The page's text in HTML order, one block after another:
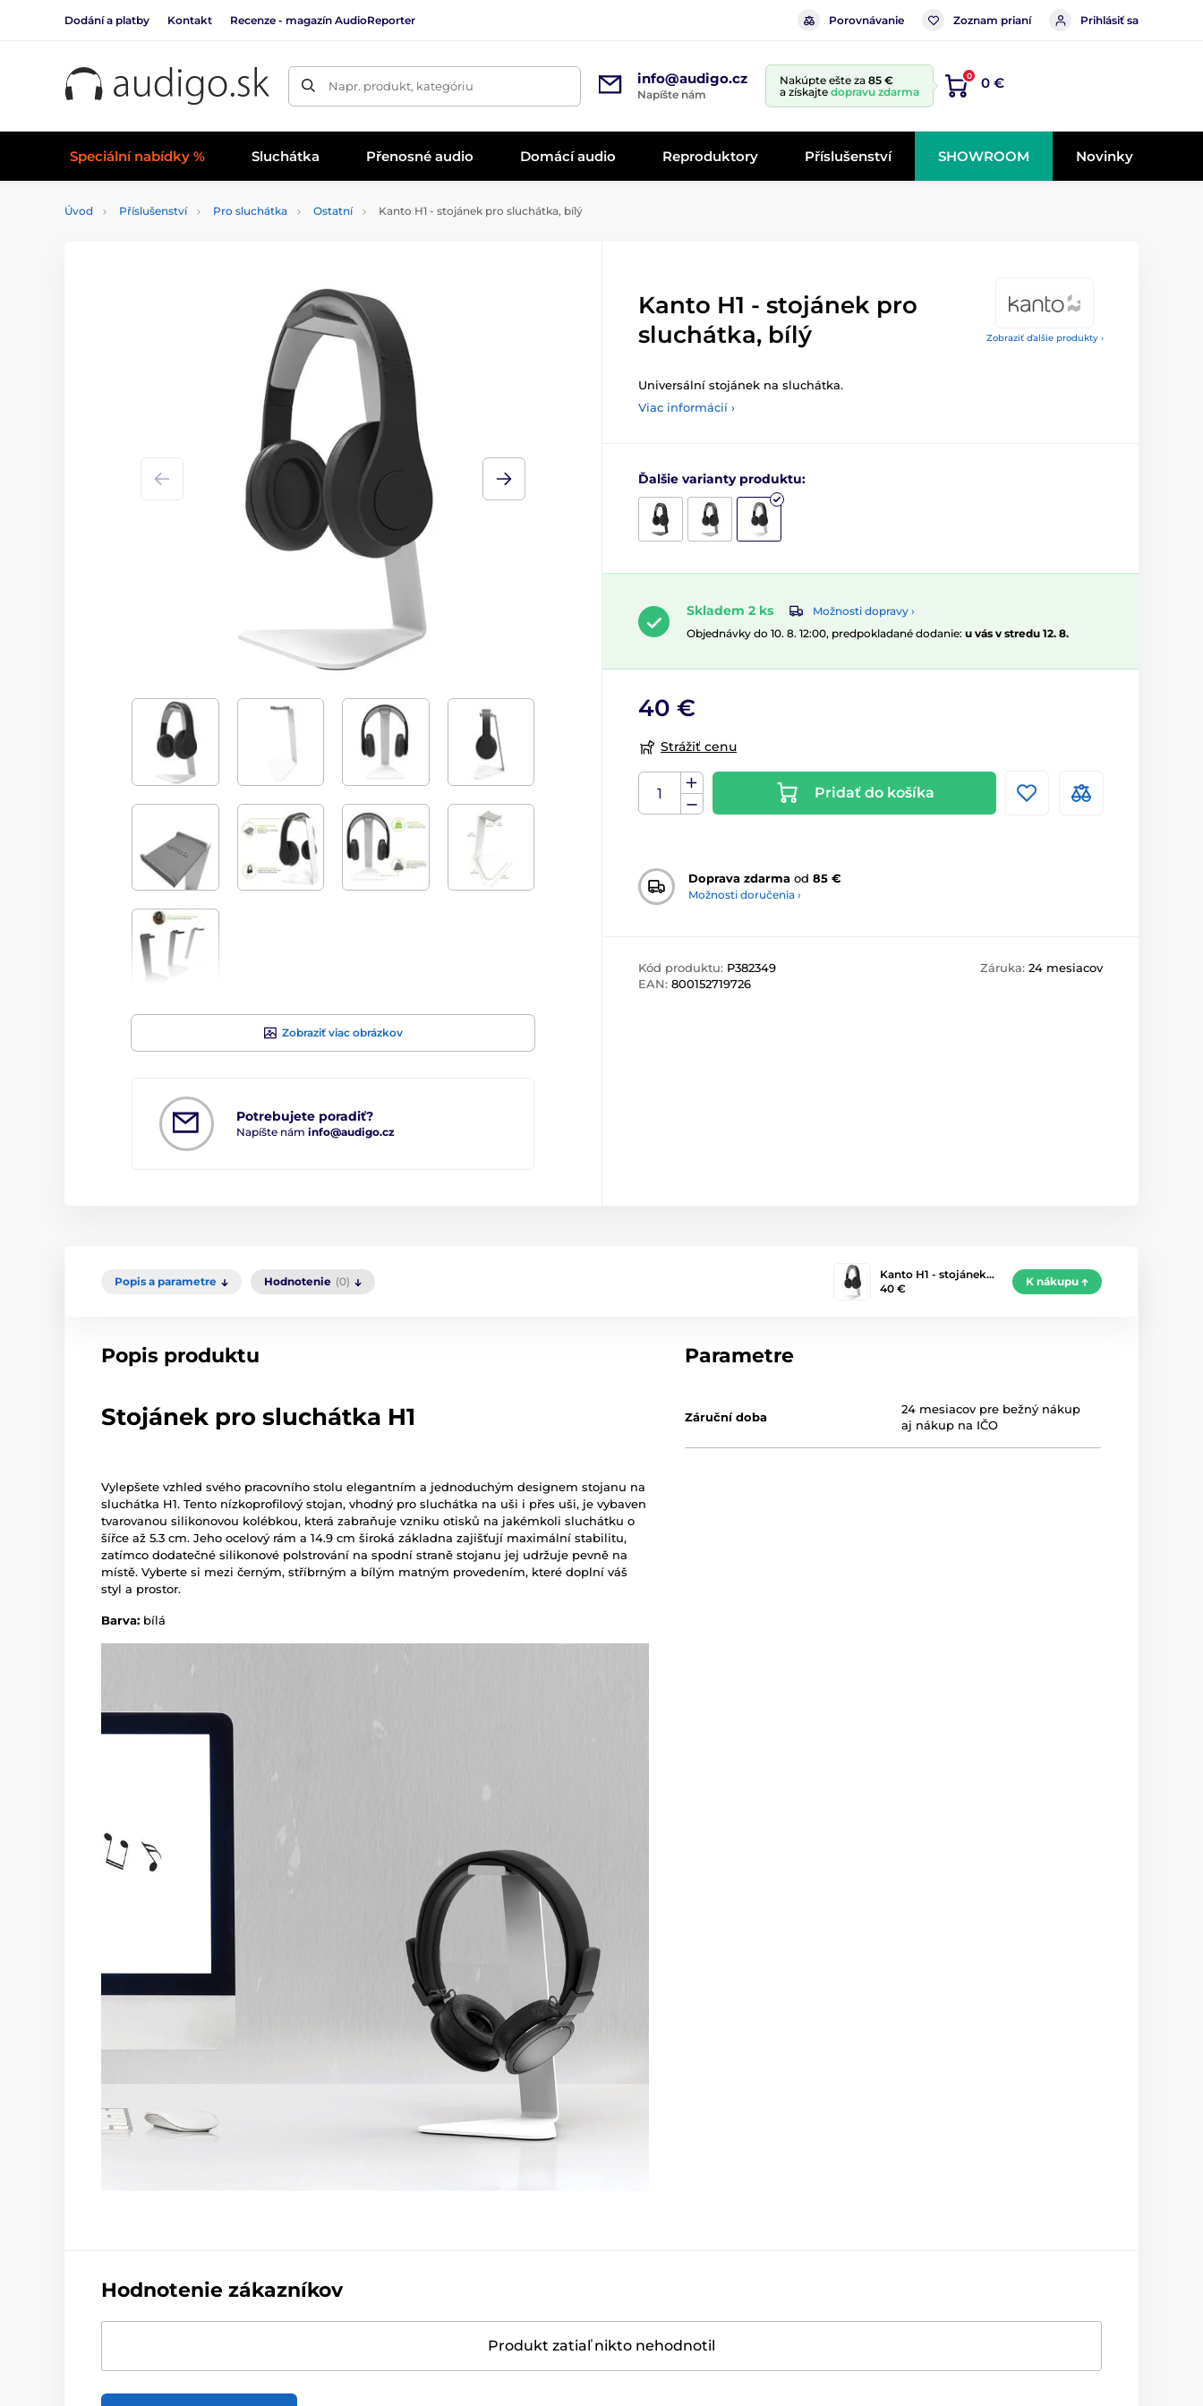
Dodání a platby Kontakt Recenze - magazín AudioReporter Porovnávanie Zoznam prianí Prihlásiť sa
Napr. produkt, kategóriu info@audigo.cz
Napíšte nám
Nakúpte ešte za 85 €
a získajte dopravu zdarma
0 0 €
Speciální nabídky % Sluchátka Přenosné audio Domácí audio Reproduktory Příslušenství SHOWROOM Novinky
Úvod Příslušenství Pro sluchátka Ostatní Kanto H1 - stojánek pro sluchátka, bílý
Zobraziť ďalšie produkty ›
Zobraziť viac obrázkov
Potrebujete poradiť?
Napíšte nám info@audigo.cz
Kanto H1 - stojánek pro
sluchátka, bílý
Universální stojánek na sluchátka.
Viac informácií ›
Ďalšie varianty produktu:
Skladem 2 ks
Možnosti dopravy ›
Objednávky do 10. 8. 12:00, predpokladané dodanie: u vás v stredu 12. 8.
40 €
Strážiť cenu
Pridať do košíka
Doprava zdarma od 85 €
Možnosti doručenia ›
Kód produktu: P382349
EAN: 800152719726
Záruka: 24 mesiacov
Popis a parametre Hodnotenie (0)
Kanto H1 - stojánek…
40 €
K nákupu
Popis produktu
Stojánek pro sluchátka H1
Vylepšete vzhled svého pracovního stolu elegantním a jednoduchým designem stojanu na
sluchátka H1. Tento nízkoprofilový stojan, vhodný pro sluchátka na uši i přes uši, je vybaven
tvarovanou silikonovou kolébkou, která zabraňuje vzniku otisků na jakémkoli sluchátku o
šířce až 5.3 cm. Jeho ocelový rám a 14.9 cm široká základna zajišťují maximální stabilitu,
zatímco dodatečné silikonové polstrování na spodní straně stojanu jej udržuje pevně na
místě. Vyberte si mezi černým, stříbrným a bílým matným provedením, které doplní váš
styl a prostor.
Barva: bílá
Parametre
Záruční doba
24 mesiacov pre bežný nákup
aj nákup na IČO
Hodnotenie zákazníkov
Produkt zatiaľ nikto nehodnotil